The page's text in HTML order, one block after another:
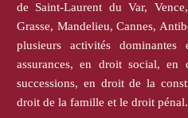
de Saint-Laurent du Var,
Grasse, Mandelieu, Cannes,
plusieurs activités
assurances, en droit social,
successions, en droit de la
droit de la famille et le droit pénal.